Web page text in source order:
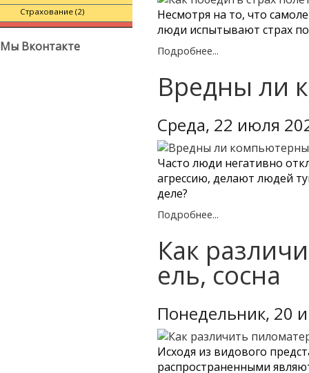
Страхование (2)
Мы Вконтакте
Несмотря на то, что
люди испытывают страх
Подробнее...
Вредны ли
Среда, 22 июля
Часто люди негативно
агрессию, делают людей
деле?
Подробнее...
Как
ель, сосна
Понедельник, 20
Исходя из видового
распространенными